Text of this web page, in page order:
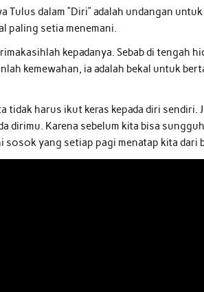
Tulus dalam “Diri” adalah undangan
paling setia menemani.
kepadanya. Sebab di tengah
kemewahan, ia adalah bekal untuk
tidak harus ikut keras kepada diri
dirimu. Karena sebelum kita bisa
sosok yang setiap pagi menatap kita dari